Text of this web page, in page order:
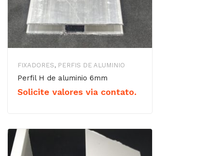
FIXADORES, PERFIS DE ALUMINIO
Perfil H de aluminio 6mm
Solicite valores via contato.